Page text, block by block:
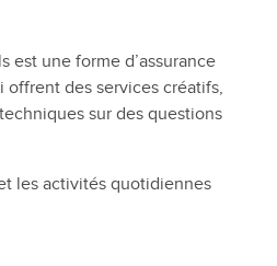
est une forme d’assurance
des services créatifs,
sur des questions
les activités quotidiennes